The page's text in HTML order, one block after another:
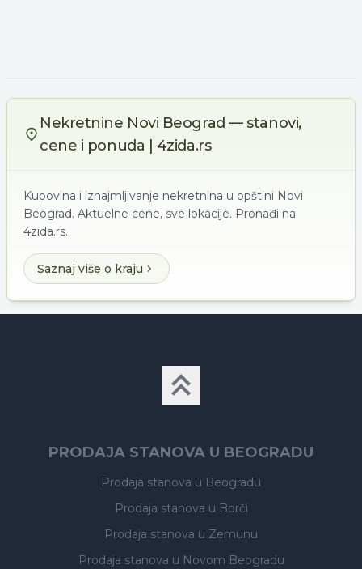
Nekretnine Novi Beograd — stanovi,
cene i ponuda | 4zida.rs
Kupovina i iznajmljivanje nekretnina u opštini Novi
Beograd. Aktuelne cene, sve lokacije. Pronađi na
4zida.rs.
Saznaj više o kraju
PRODAJA STANOVA U BEOGRADU
Prodaja stanova u Beogradu
Prodaja stanova u Borči
Prodaja stanova u Zemunu
Prodaja stanova u Novom Beogradu